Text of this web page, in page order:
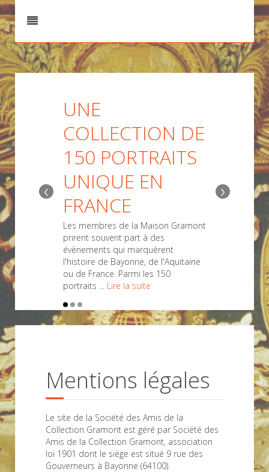
UNE
COLLECTION DE
150 PORTRAITS
UNIQUE EN
FRANCE
Les membres de la Maison Gramont
prirent souvent part à des
évènements qui marquèrent
l'histoire de Bayonne, de l'Aquitaine
ou de France. Parmi les 150
portraits ... Lire la suite
›
‹
Mentions légales
Le site de la Société des Amis de la
Collection Gramont est géré par Société des
Amis de la Collection Gramont, association
loi 1901 dont le siège est situé 9 rue des
Gouverneurs à Bayonne (64100).